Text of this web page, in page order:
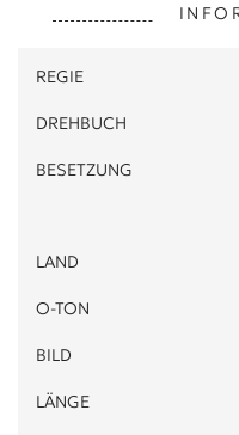
REGIE
DREHBUCH
BESETZUNG
LAND
O-TON
BILD
LÄNGE